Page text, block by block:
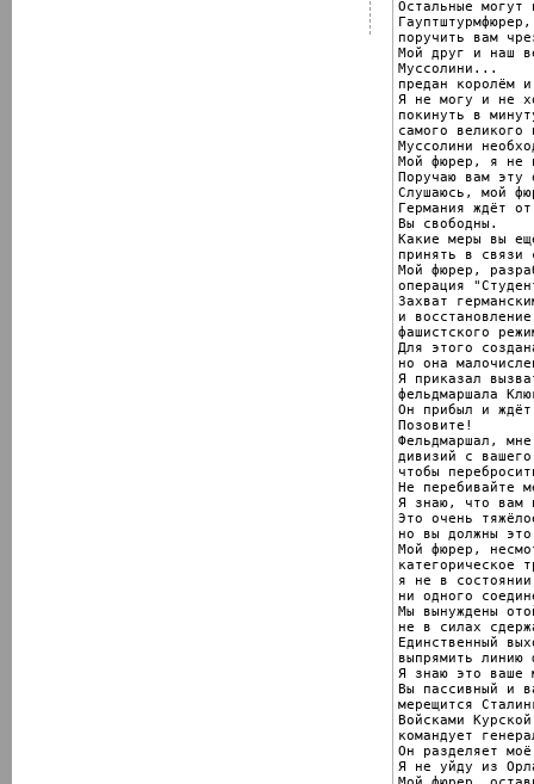
Остальные могут
поручить вам
Мой друг и наш
Муссолини...
предан королём
Я не могу и не
покинуть в
самого великого
Муссолини
Мой фюрер, я не
Поручаю вам эту
Слушаюсь, мой
Германия ждёт
Вы свободны.
Какие меры вы
принять в связи
Мой фюрер,
операция
Захват
и восстановление
фашистского
Для этого
но она
Я приказал
фельдмаршала
Он прибыл и
Позовите!
Фельдмаршал,
дивизий с
чтобы
Не перебивайте
Я знаю, что вам
Это очень
но вы должны
Мой фюрер,
категорическое
я не в
ни одного
Мы вынуждены
не в силах
Единственный
выпрямить линию
Я знаю это ваше
Вы пассивный и
мерещится
Войсками
командует
Он разделяет
Я не уйду из